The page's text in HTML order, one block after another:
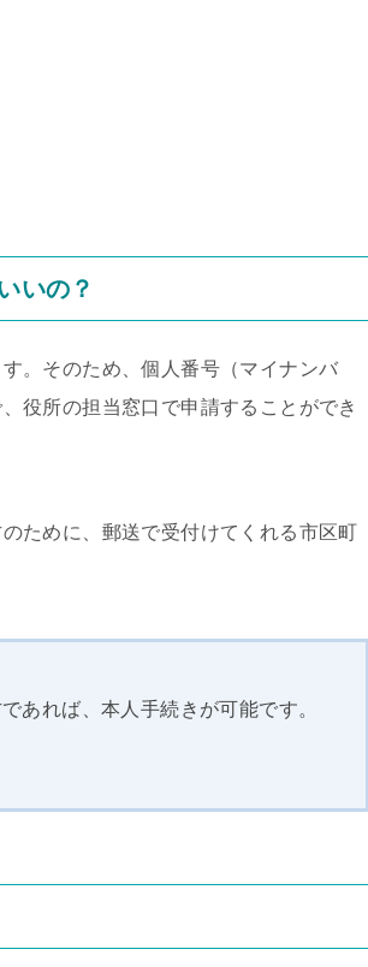
いの？
。そのため、個人番号（マイナンバ
役所の担当窓口で申請することができ
ために、郵送で受付けてくれる市区町
あれば、本人手続きが可能です。